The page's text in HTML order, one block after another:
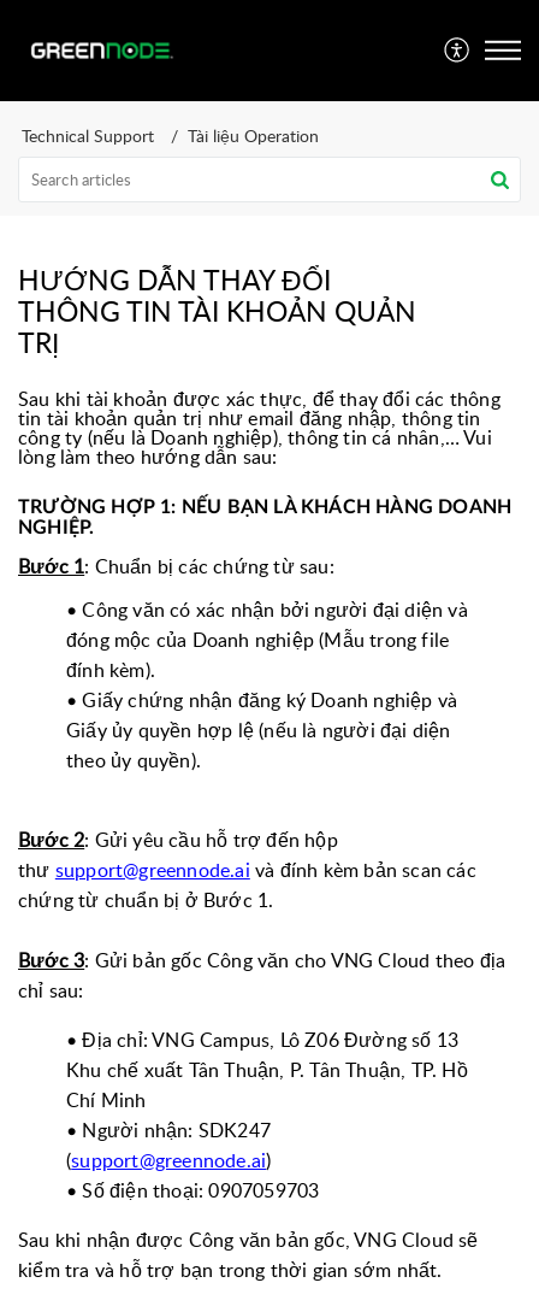
Technical Support Tài liệu Operation
HƯỚNG DẪN THAY ĐỔI
THÔNG TIN TÀI KHOẢN QUẢN
TRỊ
Sau khi tài khoản được xác thực, để thay đổi các thông
tin tài khoản quản trị như email đăng nhập, thông tin
công ty (nếu là Doanh nghiệp), thông tin cá nhân,… Vui
lòng làm theo hướng dẫn sau:
TRƯỜNG HỢP 1: NẾU BẠN LÀ KHÁCH HÀNG DOANH
NGHIỆP.
Bước 1: Chuẩn bị các chứng từ sau:
• Công văn có xác nhận bởi người đại diện và
đóng mộc của Doanh nghiệp (Mẫu trong file
đính kèm).
• Giấy chứng nhận đăng ký Doanh nghiệp và
Giấy ủy quyền hợp lệ (nếu là người đại diện
theo ủy quyền).
Bước 2: Gửi yêu cầu hỗ trợ đến hộp
thư support@greennode.ai và đính kèm bản scan các
chứng từ chuẩn bị ở Bước 1.
Bước 3: Gửi bản gốc Công văn cho VNG Cloud theo địa
chỉ sau:
• Địa chỉ: VNG Campus, Lô Z06 Đường số 13
Khu chế xuất Tân Thuận, P. Tân Thuận, TP. Hồ
Chí Minh
• Người nhận: SDK247
(support@greennode.ai)
• Số điện thoại: 0907059703
Sau khi nhận được Công văn bản gốc, VNG Cloud sẽ
kiểm tra và hỗ trợ bạn trong thời gian sớm nhất.